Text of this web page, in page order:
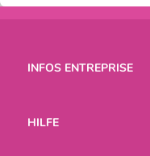
INFOS ENTREPRISE
HILFE